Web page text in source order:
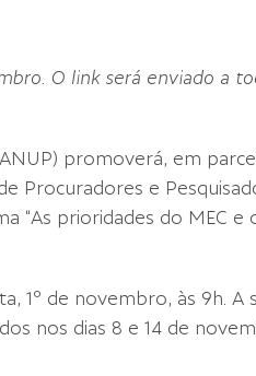
O link será enviado a
promoverá, em
Procuradores e
“As prioridades do MEC e
1º de novembro, às 9h. A
nos dias 8 e 14 de